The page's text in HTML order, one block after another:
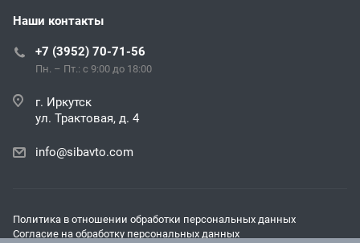
Наши контакты
+7 (3952) 70-71-56
Пн. – Пт.: с 9:00 до 18:00
г. Иркутск
ул. Трактовая, д. 4
info@sibavto.com
Политика в отношении обработки персональных данных
Согласие на обработку персональных данных